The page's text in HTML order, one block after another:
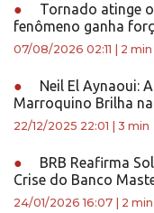
●
Tornado atinge
fenômeno ganha
07/08/2026 02:11 2 min
●
Neil El Aynaoui:
Marroquino Brilha
22/12/2025 22:01 3 min
●
BRB Reafirma
Crise do Banco
24/01/2026 16:07 2 min